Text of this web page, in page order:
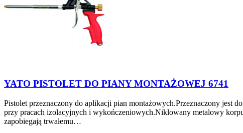
YATO PISTOLET DO PIANY MONTAŻOWEJ 6741
Pistolet przeznaczony do aplikacji pian montażowych.Przeznaczony jest
przy pracach izolacyjnych i wykończeniowych.Niklowany metalowy
zapobiegają trwałemu…